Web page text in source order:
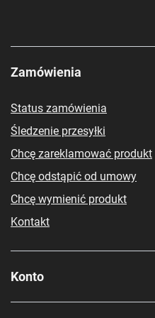
Zamówienia
Status zamówienia
Śledzenie przesyłki
Chcę zareklamować produkt
Chcę odstąpić od umowy
Chcę wymienić produkt
Kontakt
Konto